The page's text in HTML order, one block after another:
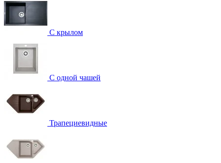
С крылом
С одной чашей
Трапециевидные